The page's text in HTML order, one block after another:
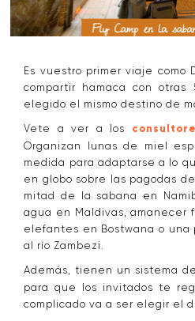
Es vuestro primer viaje como
compartir hamaca con
elegido el mismo destino de
Vete a ver a los
Organizan lunas de miel
medida para adaptarse a lo
en globo sobre las pagodas
mitad de la sabana en
agua en Maldivas, amanecer
elefantes en Bostwana o una
al río Zambezi.
Además, tienen un sistema
para que los invitados te
complicado va a ser elegir el